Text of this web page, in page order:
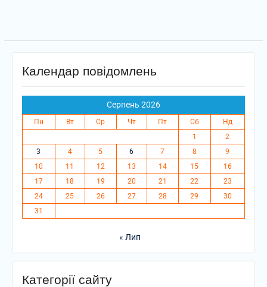
Календар повідомлень
Серпень 2026
Пн Вт Ср Чт Пт Сб
Нд
1
2
3
4 5 6 7 8
9
10
11 12 13 14 15
16
17
18 19 20 21 22
23
24
25 26 27 28 29
30
31
« Лип
Категорії сайту